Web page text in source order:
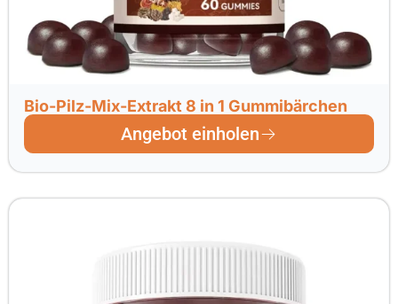
Bio-Pilz-Mix-Extrakt 8 in 1 Gummibärchen
Angebot einholen